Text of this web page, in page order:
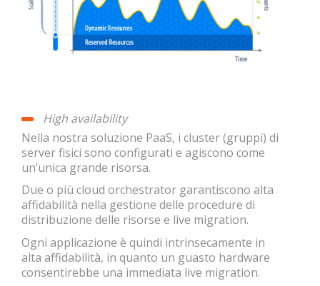
High availability
Nella nostra soluzione PaaS, i cluster (gruppi) di
server fisici sono configurati e agiscono come
un’unica grande risorsa.
Due o più cloud orchestrator garantiscono alta
affidabilità nella gestione delle procedure di
distribuzione delle risorse e live migration.
Ogni applicazione è quindi intrinsecamente in
alta affidabilità, in quanto un guasto hardware
consentirebbe una immediata live migration.